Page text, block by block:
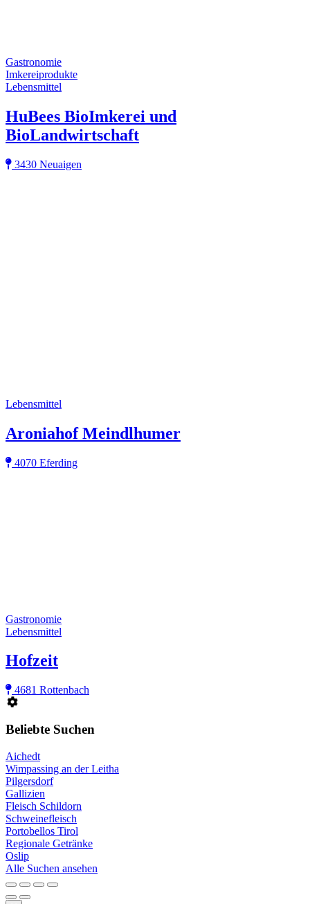
Gastronomie
Imkereiprodukte
Lebensmittel
HuBees BioImkerei und
BioLandwirtschaft
3430 Neuaigen
Lebensmittel
Aroniahof Meindlhumer
4070 Eferding
Gastronomie
Lebensmittel
Hofzeit
4681 Rottenbach
Beliebte Suchen
Aichedt
Wimpassing an der Leitha
Pilgersdorf
Gallizien
Fleisch Schildorn
Schweinefleisch
Portobellos Tirol
Regionale Getränke
Oslip
Alle Suchen ansehen